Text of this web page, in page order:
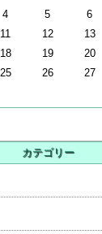
4 5 6
11 12 13
18 19 20
25 26 27
カテゴリー